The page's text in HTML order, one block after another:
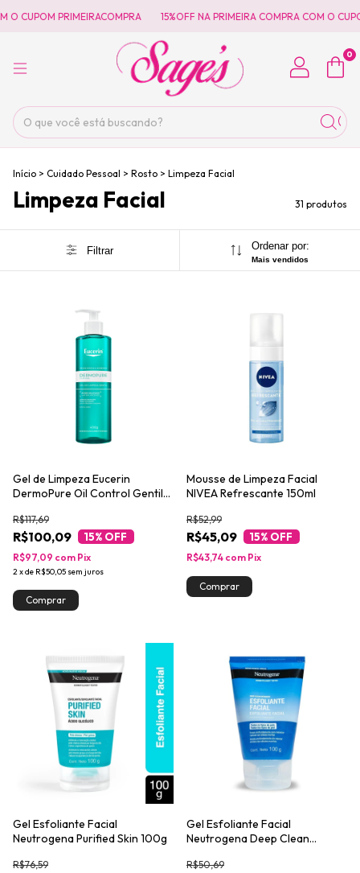
PRIMEIRACOMPRA 15%OFF NA PRIMEIRA COMPRA COM O CUPOM
0
Início > Cuidado Pessoal > Rosto > Limpeza Facial
Limpeza Facial 31 produtos
Filtrar Ordenar por:
Mais vendidos
Gel de Limpeza Eucerin
DermoPure Oil Control Gentil
R$100,09
R$117,69
15% OFF
2xde R$50,05 sem juros
R$97,09 com Pix
Mousse de Limpeza Facial
NIVEA Refrescante 150ml
R$45,09
R$52,99
15% OFF
R$43,74 com Pix
Gel Esfoliante Facial
Neutrogena Purified Skin 100g
R$76,59
Gel Esfoliante Facial
Neutrogena Deep Clean
R$50,69